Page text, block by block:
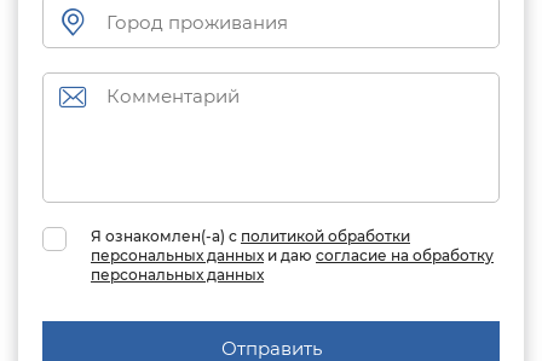
Я ознакомлен(-а) с политикой обработки
персональных данных и даю согласие на обработку
персональных данных
Отправить